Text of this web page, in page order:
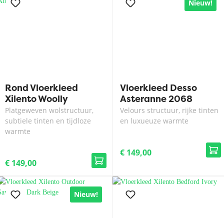
Rond Vloerkleed
Xilento Woolly
Antraciet
Platgeweven wolstructuur,
subtiele tinten en tijdloze
warmte
€ 149,00
Nieuw!
Vloerkleed Desso
Asteranne 2068
Velours structuur, rijke tinten
en luxueuze warmte
€ 149,00
Nieuw!